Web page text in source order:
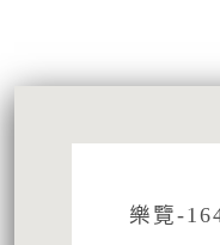
樂覽-